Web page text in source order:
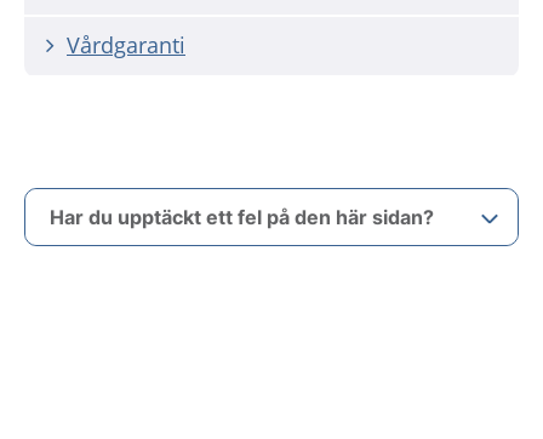
Vårdgaranti
Har du upptäckt ett fel på den här sidan?